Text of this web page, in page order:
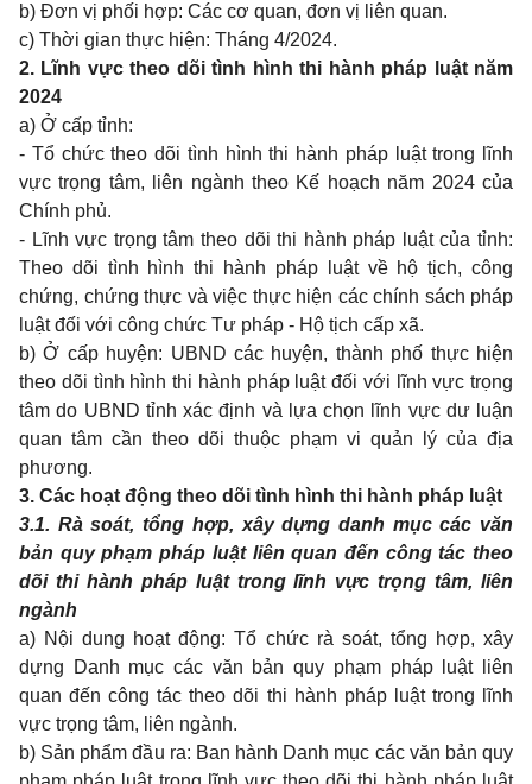
b) Đơn vị phối hợp: Các cơ quan, đơn vị liên quan.
c) Thời gian thực hiện: Tháng 4/2024.
2. Lĩnh vực theo dõi tình hình thi hành pháp luật năm
2024
a) Ở cấp tỉnh:
- Tổ chức theo dõi tình hình thi hành pháp luật trong lĩnh
vực trọng tâm, liên ngành theo Kế hoạch năm 2024 của
Chính phủ.
- Lĩnh vực trọng tâm theo dõi thi hành pháp luật của tỉnh:
Theo dõi tình hình thi hành pháp luật về hộ tịch, công
chứng, chứng thực và việc thực hiện các chính sách pháp
luật đối với công chức Tư pháp - Hộ tịch cấp xã.
b) Ở cấp huyện: UBND các huyện, thành phố thực hiện
theo dõi tình hình thi hành pháp luật đối với lĩnh vực trọng
tâm do UBND tỉnh xác định và lựa chọn lĩnh vực dư luận
quan tâm cần theo dõi thuộc phạm vi quản lý của địa
phương.
3. Các hoạt động theo dõi tình hình thi hành pháp luật
3.1. Rà soát, tổng hợp, xây dựng danh mục các văn
bản quy phạm pháp luật liên quan đến công tác theo
dõi thi hành pháp luật trong lĩnh vực trọng tâm, liên
ngành
a) Nội dung hoạt động: Tổ chức rà soát, tổng hợp, xây
dựng Danh mục các văn bản quy phạm pháp luật liên
quan đến công tác theo dõi thi hành pháp luật trong lĩnh
vực trọng tâm, liên ngành.
b) Sản phẩm đầu ra: Ban hành Danh mục các văn bản quy